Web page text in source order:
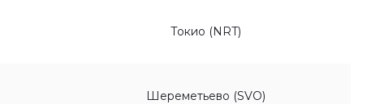
Токио (NRT)
Шереметьево (SVO)